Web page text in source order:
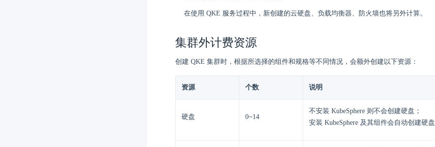
在使用 QKE 服务过程中，新创建的云硬盘、负载均衡器、防火墙也将另外计算。
集群外计费资源
创建 QKE 集群时，根据所选择的组件和规格等不同情况，会额外创建以下资源：
资源 个数 说明
硬盘 0~14
不安装 KubeSphere 则不会创建硬盘；
安装 KubeSphere 及其组件会自动创建硬盘